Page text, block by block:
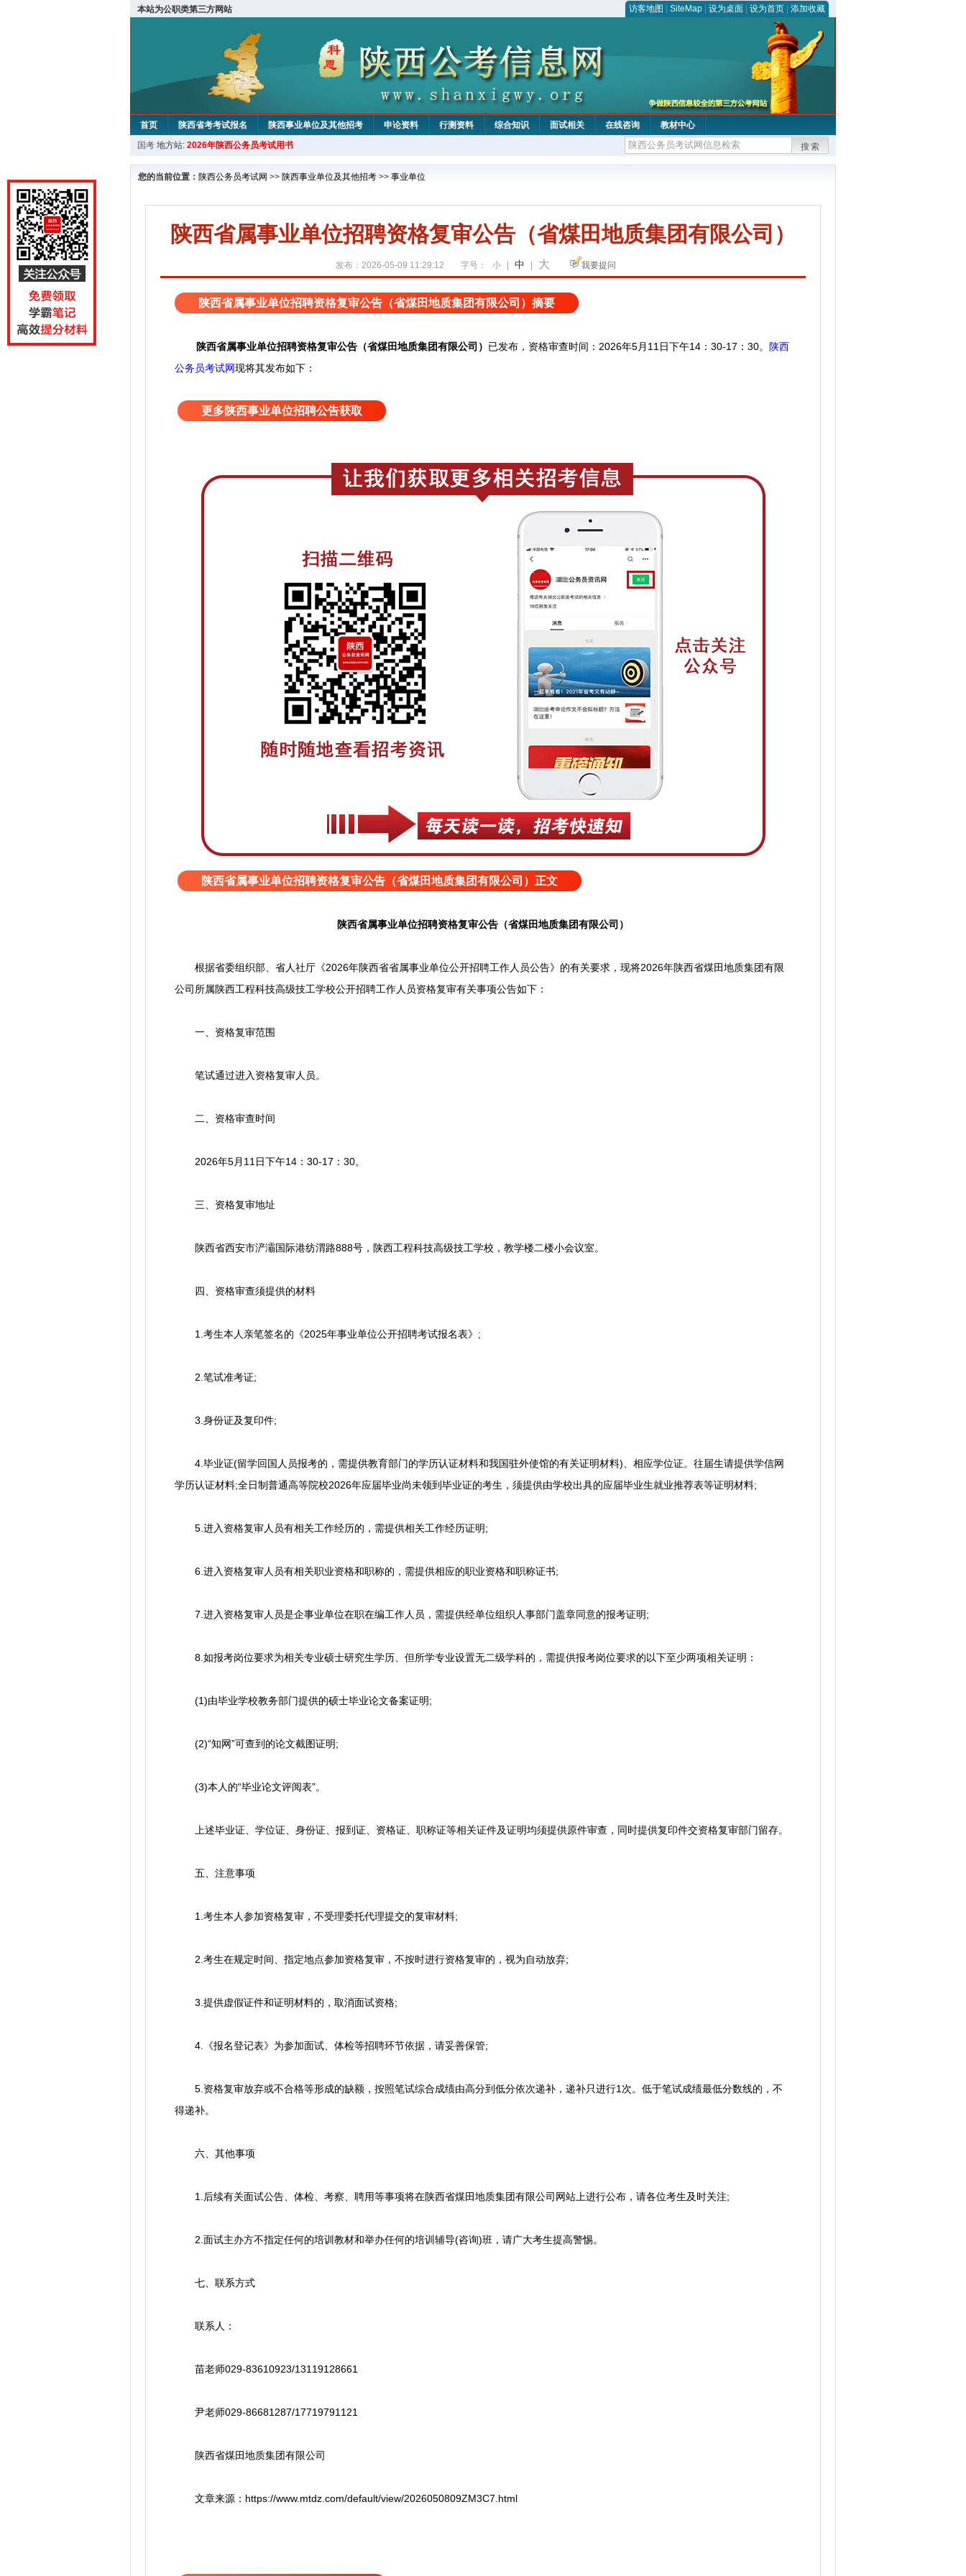
本站为公职类第三方网站 访客地图 SiteMap 设为桌面 设为首页 添加收藏
首页 陕西省考考试报名 陕西事业单位及其他招考 申论资料 行测资料 综合知识 面试相关 在线咨询
教材中心
国考 地方站: 2026年陕西公务员考试用书 搜索
您的当前位置： 陕西公务员考试网 >> 陕西事业单位及其他招考 >> 事业单位
陕西省属事业单位招聘资格复审公告（省煤田地质集团有限公司）
发布：2026-05-09 11:29:12 字号： 小 中 大 我要提问
陕西省属事业单位招聘资格复审公告（省煤田地质集团有限公司）摘要
陕西省属事业单位招聘资格复审公告（省煤田地质集团有限公司） 已发布，资格审查时间：2026年5月11日下午14：30-17：30。
陕西
公务员考试网现将其发布如下：
更多陕西事业单位招聘公告获取
陕西省属事业单位招聘资格复审公告（省煤田地质集团有限公司）正文
陕西省属事业单位招聘资格复审公告（省煤田地质集团有限公司）
根据省委组织部、省人社厅《2026年陕西省省属事业单位公开招聘工作人员公告》的有关要求，现将2026年陕西省煤田地质集团有限
公司所属陕西工程科技高级技工学校公开招聘工作人员资格复审有关事项公告如下：
一、资格复审范围
笔试通过进入资格复审人员。
二、资格审查时间
2026年5月11日下午14：30-17：30。
三、资格复审地址
陕西省西安市浐灞国际港纺渭路888号，陕西工程科技高级技工学校，教学楼二楼小会议室。
四、资格审查须提供的材料
1.考生本人亲笔签名的《2025年事业单位公开招聘考试报名表》;
2.笔试准考证;
3.身份证及复印件;
4.毕业证(留学回国人员报考的，需提供教育部门的学历认证材料和我国驻外使馆的有关证明材料)、相应学位证。往届生请提供学信网
学历认证材料;全日制普通高等院校2026年应届毕业尚未领到毕业证的考生，须提供由学校出具的应届毕业生就业推荐表等证明材料;
5.进入资格复审人员有相关工作经历的，需提供相关工作经历证明;
6.进入资格复审人员有相关职业资格和职称的，需提供相应的职业资格和职称证书;
7.进入资格复审人员是企事业单位在职在编工作人员，需提供经单位组织人事部门盖章同意的报考证明;
8.如报考岗位要求为相关专业硕士研究生学历、但所学专业设置无二级学科的，需提供报考岗位要求的以下至少两项相关证明：
(1)由毕业学校教务部门提供的硕士毕业论文备案证明;
(2)“知网”可查到的论文截图证明;
(3)本人的“毕业论文评阅表”。
上述毕业证、学位证、身份证、报到证、资格证、职称证等相关证件及证明均须提供原件审查，同时提供复印件交资格复审部门留存。
五、注意事项
1.考生本人参加资格复审，不受理委托代理提交的复审材料;
2.考生在规定时间、指定地点参加资格复审，不按时进行资格复审的，视为自动放弃;
3.提供虚假证件和证明材料的，取消面试资格;
4.《报名登记表》为参加面试、体检等招聘环节依据，请妥善保管;
5.资格复审放弃或不合格等形成的缺额，按照笔试综合成绩由高分到低分依次递补，递补只进行1次。低于笔试成绩最低分数线的，不
得递补。
六、其他事项
1.后续有关面试公告、体检、考察、聘用等事项将在陕西省煤田地质集团有限公司网站上进行公布，请各位考生及时关注;
2.面试主办方不指定任何的培训教材和举办任何的培训辅导(咨询)班，请广大考生提高警惕。
七、联系方式
联系人：
苗老师029-83610923/13119128661
尹老师029-86681287/17719791121
陕西省煤田地质集团有限公司
文章来源：https://www.mtdz.com/default/view/2026050809ZM3C7.html